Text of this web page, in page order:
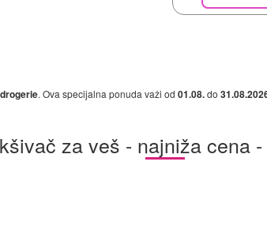
. Ova specijalna ponuda važi od 01.08.do
za veš - najniža cena